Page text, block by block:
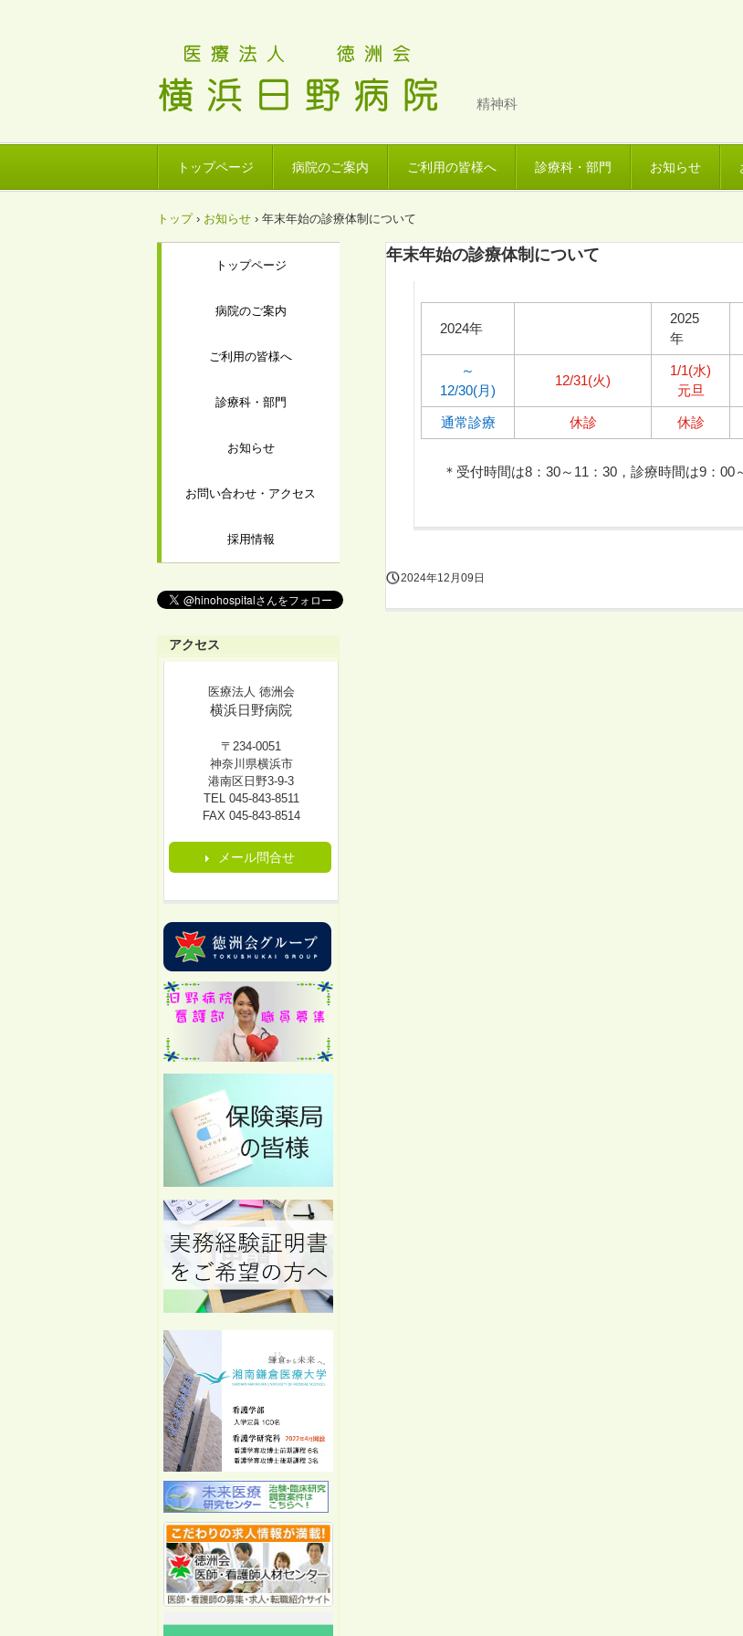
精神科
トップページ 病院のご案内 ご利用の皆様へ 診療科・部門 お知らせ
トップ › お知らせ › 年末年始の診療体制について
年末年始の診療体制について
2024年
2025
年
～
12/30(月)
12/31(火)
1/1(水)
元旦
通常診療 休診 休診
＊受付時間は8：30～11：30，診療時間は9：00
2024年12月09日
トップページ
病院のご案内
ご利用の皆様へ
診療科・部門
お知らせ
お問い合わせ・アクセス
採用情報
アクセス
医療法人 徳洲会
横浜日野病院
〒234-0051
神奈川県横浜市
港南区日野3-9-3
TEL 045-843-8511
FAX 045-843-8514
メール問合せ